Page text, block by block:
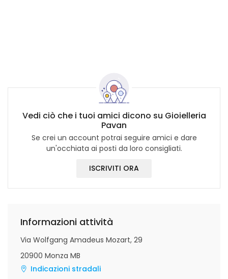
Vedi ciò che i tuoi amici dicono su Gioielleria
Pavan
Se crei un account potrai seguire amici e dare
un'occhiata ai posti da loro consigliati.
ISCRIVITI ORA
Informazioni attività
Via Wolfgang Amadeus Mozart, 29
20900 Monza MB
Indicazioni stradali